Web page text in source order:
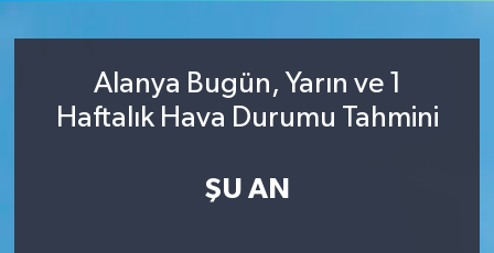
Alanya Bugün, Yarın ve 1
Haftalık Hava Durumu Tahmini
ŞU AN
Türkiye
Haber Arşivi